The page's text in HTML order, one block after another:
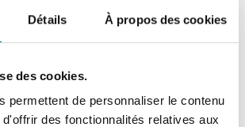
Détails À propos des cookies
des cookies.
permettent de personnaliser le contenu
des fonctionnalités relatives aux